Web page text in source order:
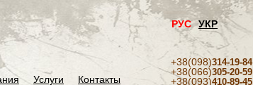
РУС УКР
Услуги Контакты
+38(098)314-19-84
+38(066)305-20-59
+38(093)410-89-45